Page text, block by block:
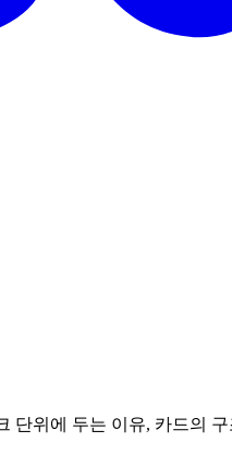
위에 두는 이유, 카드의 구